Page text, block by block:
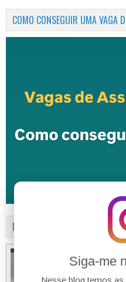
Siga-me
Nesse blog temos
COMO CONSEGUIR UMA VAGA
MANUAL DA LEI ANTICRIME